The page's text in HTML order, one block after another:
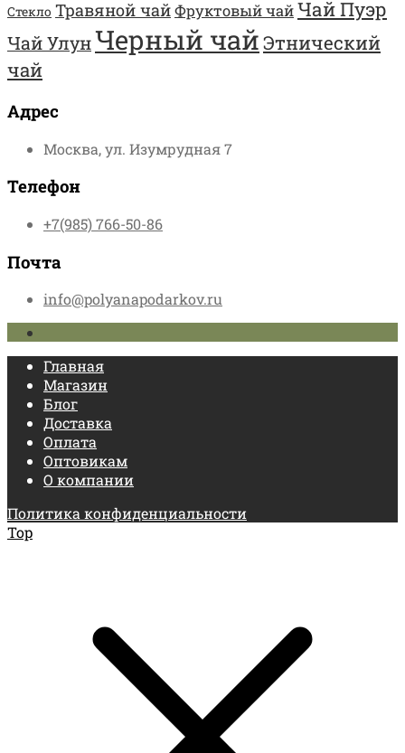
Стекло Травяной чайФруктовый чайЧай Пуэр
Чай УлунЧерный чайЭтнический
чай
Адрес
Москва, ул. Изумрудная 7
Телефон
+7(985) 766-50-86
Почта
info@polyanapodarkov.ru
Главная
Магазин
Блог
Доставка
Оплата
Оптовикам
О компании
Политика конфиденциальности
Top